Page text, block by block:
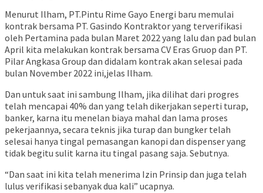
Menurut Ilham, PT.Pintu Rime Gayo Energi baru memulai
kontrak bersama PT. Gasindo Kontraktor yang terverifikasi
oleh Pertamina pada bulan Maret 2022 yang lalu dan pad bulan
April kita melakukan kontrak bersama CV Eras Gruop dan PT.
Pilar Angkasa Group dan didalam kontrak akan selesai pada
bulan November 2022 ini,jelas Ilham.
Dan untuk saat ini sambung Ilham, jika dilihat dari progres
telah mencapai 40% dan yang telah dikerjakan seperti turap,
banker, karna itu menelan biaya mahal dan lama proses
pekerjaannya, secara teknis jika turap dan bungker telah
selesai hanya tingal pemasangan kanopi dan dispenser yang
tidak begitu sulit karna itu tingal pasang saja. Sebutnya.
“Dan saat ini kita telah menerima Izin Prinsip dan juga telah
lulus verifikasi sebanyak dua kali” ucapnya.